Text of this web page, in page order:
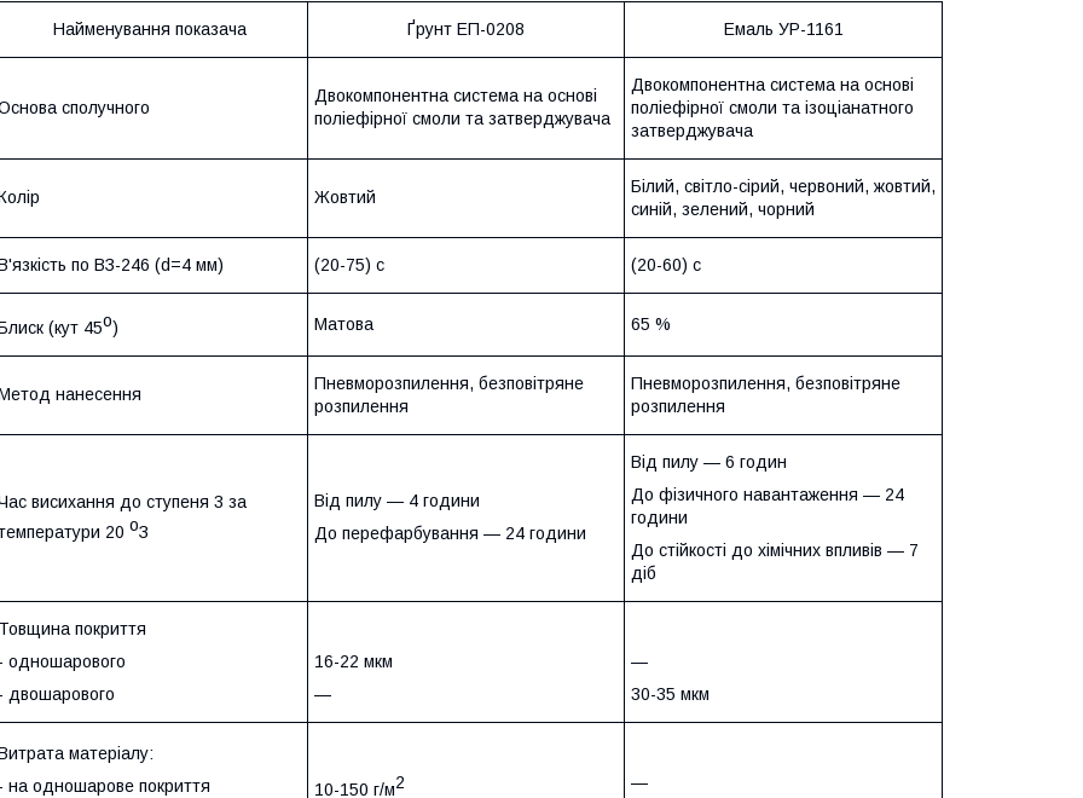
Найменування показача Ґрунт ЕП-0208 Емаль УР-1161
сполучного
Двокомпонентна система на основі
поліефірної смоли та затверджувача
Двокомпонентна система на основі
поліефірної смоли та ізоціанатного
затверджувача
Жовтий
Білий, світло-сірий, червоний, жовтий,
синій, зелений, чорний
по ВЗ-246 (d=4 мм) (20-75) с (20-60) с
(кут 45о) Матова 65 %
нанесення
Пневморозпилення, безповітряне
розпилення
Пневморозпилення, безповітряне
розпилення
висихання до ступеня 3 за
20 оЗ
Від пилу — 4 години
До перефарбування — 24 години
Від пилу — 6 годин
До фізичного навантаження — 24
години
До стійкості до хімічних впливів — 7
діб
покриття
одношарового
двошарового
16-22 мкм
—
—
30-35 мкм
матеріалу:
на одношарове покриття
10-150 г/м2 —